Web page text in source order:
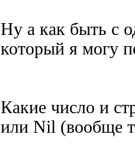
Ну а как быть с
который я могу
Какие число и
или Nil (вообще